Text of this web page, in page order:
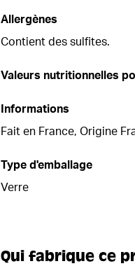
Allergènes
Contient des sulfites.
Valeurs nutritionnelles
Informations
Fait en France, Origine
Type d'emballage
Verre
Qui fabrique ce